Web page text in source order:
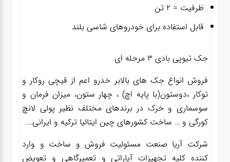
ظرفیت = ۲ تن
قابل استفاده برای خودروهای شاسی بلند
جک تیوپی بادی ۳ مرحله ای
فروش انواع جک های بالابر خدرو اعم از قیچی روکار و
توکار ،دوستون(با پایه اچ) ، چهار ستون، میزان فرمان و
سوسماری و خرک در برندهای مختلف نظیر پولی لانچ
کورگی و … ساخت کشورهای چین ایتالیا ترکیه و ایرانی….
شرکت آریا صنعت مسئولیت فروش و ساخت و وارد
کننده کلیه تجهیزات آپاراتی و تعمیرگاهی و تعویض